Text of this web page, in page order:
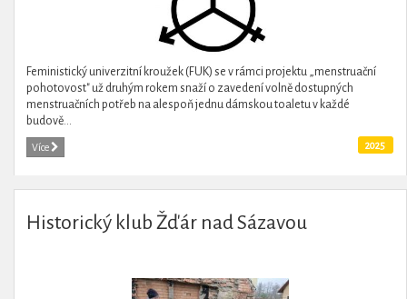
Feministický univerzitní kroužek (FUK) se v rámci projektu „menstruační
pohotovost" už druhým rokem snaží o zavedení volně dostupných
menstruačních potřeb na alespoň jednu dámskou toaletu v každé
budově...
Více 2025
Historický klub Žďár nad Sázavou